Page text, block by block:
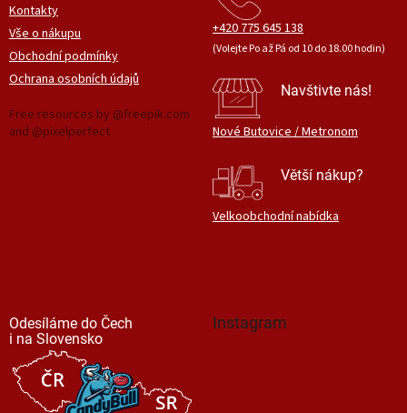
Kontakty
Vše o nákupu
Obchodní podmínky
Ochrana osobních údajů
Free resources by @freepik.com
and @pixelperfect
+420 775 645 138
(Volejte Po až Pá od 10 do 18.00 hodin)
Navštivte nás!
Nové Butovice / Metronom
Větší nákup?
Velkoobchodní nabídka
Odesíláme do Čech
i na Slovensko
Instagram